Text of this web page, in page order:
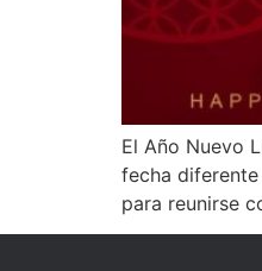
El Año Nuevo
fecha
para reunirse